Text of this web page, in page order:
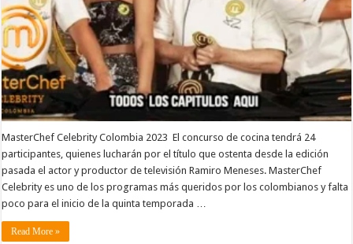
MasterChef Celebrity Colombia 2023 El concurso de cocina tendrá 24
participantes, quienes lucharán por el título que ostenta desde la edición
pasada el actor y productor de televisión Ramiro Meneses. MasterChef
Celebrity es uno de los programas más queridos por los colombianos y falta
poco para el inicio de la quinta temporada …
Read More »